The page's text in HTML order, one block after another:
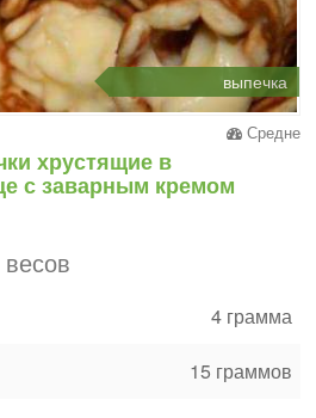
выпечка
Средне
хрустящие в
с заварным кремом
4 грамма
15 граммов